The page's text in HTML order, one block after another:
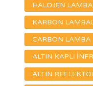
HALOJEN
KARBON
CARBON LAMBA
ALTIN KAPLI
ALTIN